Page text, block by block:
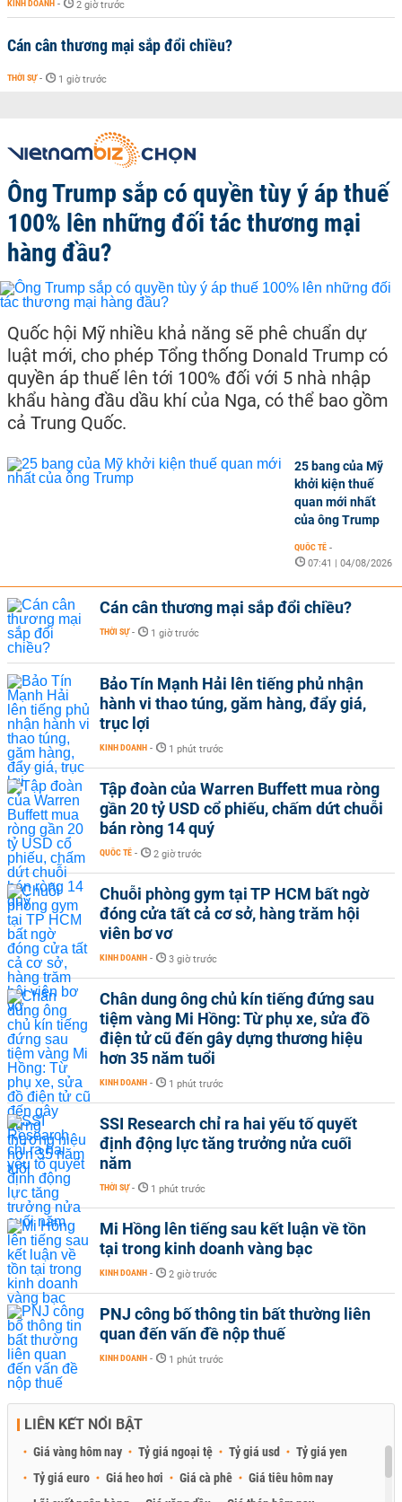
KINH DOANH - 2 giờ trước
Cán cân thương mại sắp đổi chiều?
THỜI SỰ - 1 giờ trước
Ông Trump sắp có quyền tùy ý áp thuế
100% lên những đối tác thương mại
hàng đầu?
Quốc hội Mỹ nhiều khả năng sẽ phê chuẩn dự
luật mới, cho phép Tổng thống Donald Trump có
quyền áp thuế lên tới 100% đối với 5 nhà nhập
khẩu hàng đầu dầu khí của Nga, có thể bao gồm
cả Trung Quốc.
25 bang của Mỹ
khởi kiện thuế
quan mới nhất
của ông Trump
QUỐC TẾ -
07:41 | 04/08/2026
Cán cân thương mại sắp đổi chiều?
THỜI SỰ - 1 giờ trước
Bảo Tín Mạnh Hải lên tiếng phủ nhận
hành vi thao túng, găm hàng, đẩy giá,
trục lợi
KINH DOANH - 1 phút trước
Tập đoàn của Warren Buffett mua ròng
gần 20 tỷ USD cổ phiếu, chấm dứt chuỗi
bán ròng 14 quý
QUỐC TẾ - 2 giờ trước
Chuỗi phòng gym tại TP HCM bất ngờ
đóng cửa tất cả cơ sở, hàng trăm hội
viên bơ vơ
KINH DOANH - 3 giờ trước
Chân dung ông chủ kín tiếng đứng sau
tiệm vàng Mi Hồng: Từ phụ xe, sửa đồ
điện tử cũ đến gây dựng thương hiệu
hơn 35 năm tuổi
KINH DOANH - 1 phút trước
SSI Research chỉ ra hai yếu tố quyết
định động lực tăng trưởng nửa cuối
năm
THỜI SỰ - 1 phút trước
Mi Hồng lên tiếng sau kết luận về tồn
tại trong kinh doanh vàng bạc
KINH DOANH - 2 giờ trước
PNJ công bố thông tin bất thường liên
quan đến vấn đề nộp thuế
KINH DOANH - 1 phút trước
LIÊN KẾT NỔI BẬT
Giá vàng hôm nay Tỷ giá ngoại tệ Tỷ giá usd
Tỷ giá yen
Tỷ giá euro
Giá heo hơi Giá cà phê
Giá tiêu hôm nay